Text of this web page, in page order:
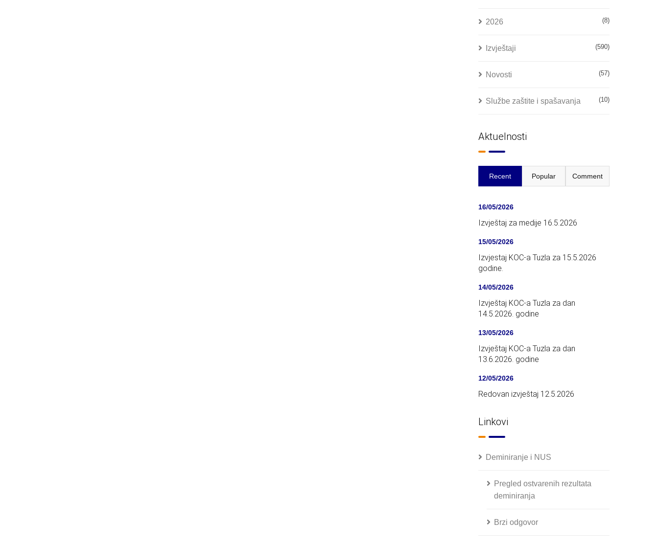
2026 (8)
Izvještaji (590)
Novosti (57)
Službe zaštite i spašavanja (10)
Aktuelnosti
Recent Popular Comment
16/05/2026
Izvještaj za medije 16.5.2026
15/05/2026
Izvjestaj KOC-a Tuzla za 15.5.2026
godine.
14/05/2026
Izvještaj KOC-a Tuzla za dan
14.5.2026. godine
13/05/2026
Izvještaj KOC-a Tuzla za dan
13.6.2026. godine
12/05/2026
Redovan izvještaj 12.5.2026
Linkovi
Deminiranje i NUS
Pregled ostvarenih rezultata
deminiranja
Brzi odgovor